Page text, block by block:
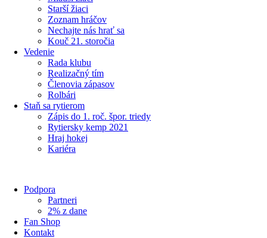
Starší žiaci
Zoznam hráčov
Nechajte nás hrať sa
Kouč 21. storočia
Vedenie
Rada klubu
Realizačný tím
Členovia zápasov
Rolbári
Staň sa rytierom
Zápis do 1. roč. špor. triedy
Rytiersky kemp 2021
Hraj hokej
Kariéra
Podpora
Partneri
2% z dane
Fan Shop
Kontakt